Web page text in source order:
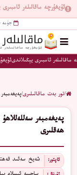
ئۇيغۇرچە ماقالىلەر
جۈمە — 7 ئاۋغۇست 2026 | ھ
ماقالىلەر ئامبىرى يېڭىلاندى
/تور بەت ماقالىلىرى/
پەيغەمبەر
ھەقلىرى
ئاپتور: شەيخ سەئىد